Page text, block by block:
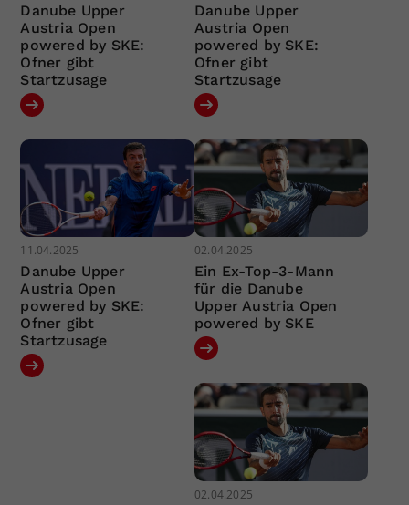
Danube Upper
Austria Open
powered by SKE:
Ofner gibt
Startzusage
Danube Upper
Austria Open
powered by SKE:
Ofner gibt
Startzusage
11.04.2025
Danube Upper
Austria Open
powered by SKE:
Ofner gibt
Startzusage
02.04.2025
Ein Ex-Top-3-Mann
für die Danube
Upper Austria Open
powered by SKE
02.04.2025